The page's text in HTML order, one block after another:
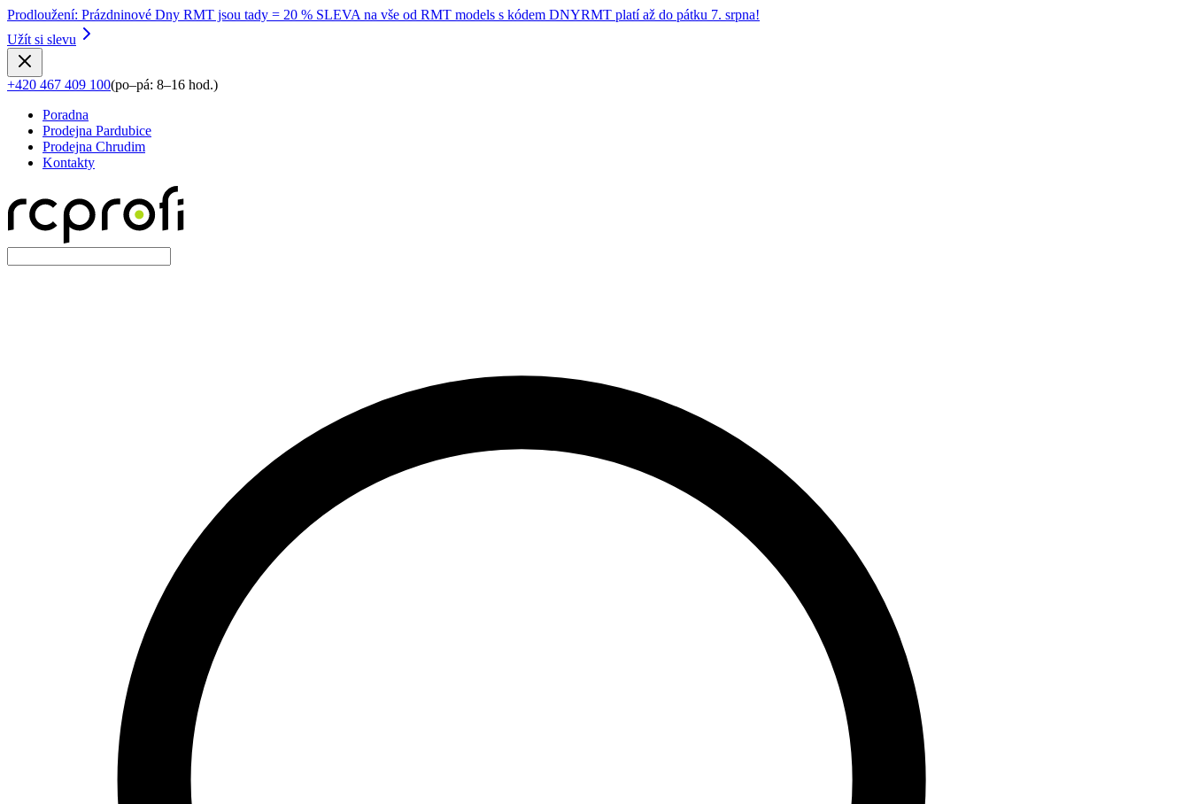
Prodloužení: Prázdninové Dny RMT jsou tady = 20 % SLEVA na vše od RMT models s kódem DNYRMT platí až do pátku 7. srpna!
Užít si slevu
+420 467 409 100(po–pá: 8–16 hod.)
Poradna
Prodejna Pardubice
Prodejna Chrudim
Kontakty